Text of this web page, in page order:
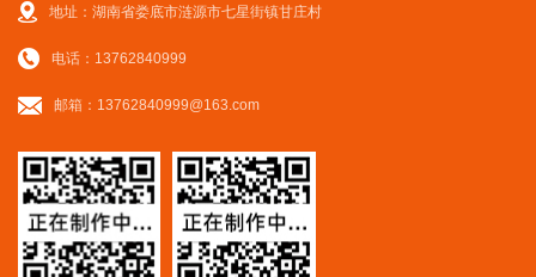
地址：湖南省娄底市涟源市七星街镇甘庄村
电话：13762840999
邮箱：13762840999@163.com